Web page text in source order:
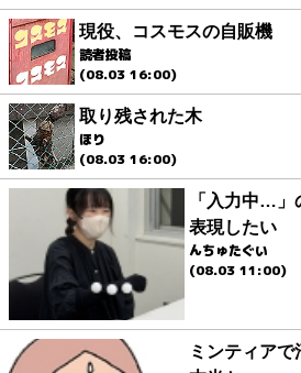
現役、コスモスの自販機
読者投稿
(08.03 16:00)
取り残された木
ほり
(08.03 16:00)
「入力中…」
表現したい
んちゅたぐい
(08.03 11:00)
ミンティア